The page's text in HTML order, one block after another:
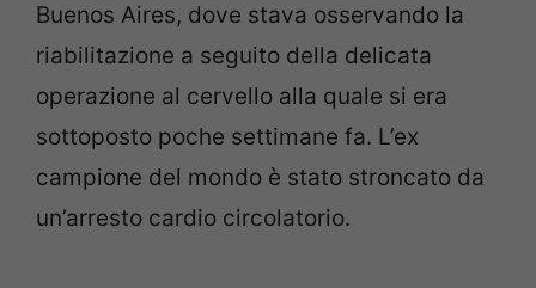
Buenos Aires, dove stava osservando la
riabilitazione a seguito della delicata
operazione al cervello alla quale si era
sottoposto poche settimane fa. L’ex
campione del mondo è stato stroncato da
un’arresto cardio circolatorio.